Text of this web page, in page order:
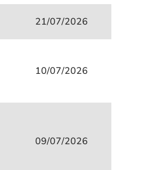
21/07/2026
10/07/2026
09/07/2026